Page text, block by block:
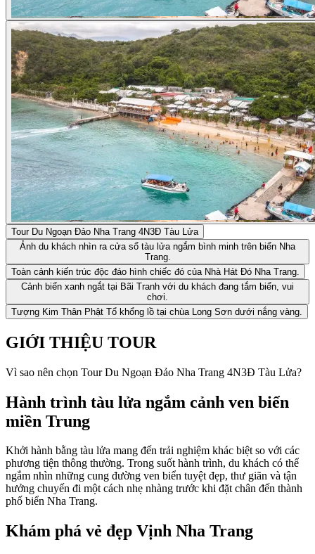
Tour Du Ngoạn Đảo Nha Trang 4N3Đ Tàu Lửa
Ảnh du khách nhìn ra cửa sổ tàu lửa ngắm bình minh trên biển Nha
Trang.
Toàn cảnh kiến trúc độc đáo hình chiếc đó của Nhà Hát Đó Nha Trang.
Cảnh biển xanh ngắt tại Bãi Tranh với du khách đang tắm biển, vui
chơi.
Tượng Kim Thân Phật Tổ khổng lồ tại chùa Long Sơn dưới nắng vàng.
GIỚI THIỆU TOUR
Vì sao nên chọn Tour Du Ngoạn Đảo Nha Trang 4N3Đ Tàu Lửa?
Hành trình tàu lửa ngắm cảnh ven biển
miền Trung
Khởi hành bằng tàu lửa mang đến trải nghiệm khác biệt so với các
phương tiện thông thường. Trong suốt hành trình, du khách có thể
ngắm nhìn những cung đường ven biển tuyệt đẹp, thư giãn và tận
hưởng chuyến đi một cách nhẹ nhàng trước khi đặt chân đến thành
phố biển Nha Trang.
Khám phá vẻ đẹp Vịnh Nha Trang